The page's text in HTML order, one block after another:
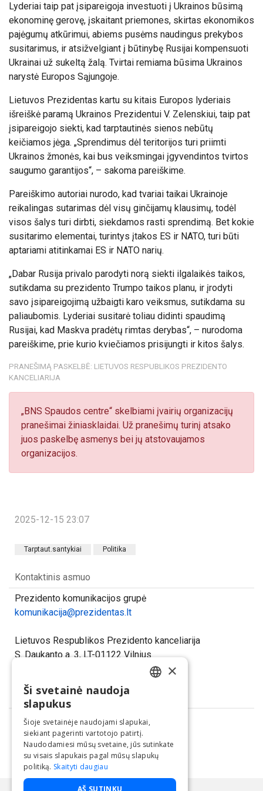
Lyderiai taip pat įsipareigoja investuoti į Ukrainos būsimą
ekonominę gerovę, įskaitant priemones, skirtas ekonomikos
pajėgumų atkūrimui, abiems pusėms naudingus prekybos
susitarimus, ir atsižvelgiant į būtinybę Rusijai kompensuoti
Ukrainai už sukeltą žalą. Tvirtai remiama būsima Ukrainos
narystė Europos Sąjungoje.
Lietuvos Prezidentas kartu su kitais Europos lyderiais
išreiškė paramą Ukrainos Prezidentui V. Zelenskiui, taip pat
įsipareigojo siekti, kad tarptautinės sienos nebūtų
keičiamos jėga. „Sprendimus dėl teritorijos turi priimti
Ukrainos žmonės, kai bus veiksmingai įgyvendintos tvirtos
saugumo garantijos“, – sakoma pareiškime.
Pareiškimo autoriai nurodo, kad tvariai taikai Ukrainoje
reikalingas sutarimas dėl visų ginčijamų klausimų, todėl
visos šalys turi dirbti, siekdamos rasti sprendimą. Bet kokie
susitarimo elementai, turintys įtakos ES ir NATO, turi būti
aptariami atitinkamai ES ir NATO narių.
„Dabar Rusija privalo parodyti norą siekti ilgalaikės taikos,
sutikdama su prezidento Trumpo taikos planu, ir įrodyti
savo įsipareigojimą užbaigti karo veiksmus, sutikdama su
paliaubomis. Lyderiai susitarė toliau didinti spaudimą
Rusijai, kad Maskva pradėtų rimtas derybas“, – nurodoma
pareiškime, prie kurio kviečiamos prisijungti ir kitos šalys.
PRANEŠIMĄ PASKELBĖ: LIETUVOS RESPUBLIKOS PREZIDENTO
KANCELIARIJA
„BNS Spaudos centre“ skelbiami įvairių organizacijų
pranešimai žiniasklaidai. Už pranešimų turinį atsako
juos paskelbę asmenys bei jų atstovaujamos
organizacijos.
2025-12-15 23:07
Tarptaut.santykiai Politika
Kontaktinis asmuo
Prezidento komunikacijos grupė
komunikacija@prezidentas.lt
Lietuvos Respublikos Prezidento kanceliarija
S. Daukanto a. 3, LT-01122 Vilnius
Dalintis
Paslaugą teikia UAB "BNS".
×
Ši svetainė naudoja
slapukus
Šioje svetainėje naudojami slapukai,
siekiant pagerinti vartotojo patirtį.
Naudodamiesi mūsų svetaine, jūs sutinkate
su visais slapukais pagal mūsų slapukų
politiką. Skaityti daugiau
AŠ SUTINKU